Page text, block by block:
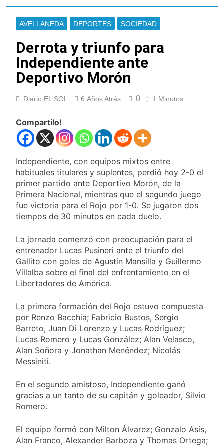
La Diócesis de
Quilmes celebró la
visita del Papa León
19 Horas Atrás
Figuras de la cultura
se sumaron a la
marcha frente al
Congreso contra la
Ley de Propiedad
21 Horas Atrás
Nueva jornada
negativa para los
cayeron las acciones
borde de los 450
puntos
22 Horas Atrás
calificó a los
responsables como
anarquistas»
23 Horas Atrás
Día Internacional de
la Cerveza: los tres
secretos para
servirla
correctamente
24 Horas Atrás
El frío polar se
instala en Buenos
Aires: mejora el
tiempo y llegan las
temperaturas más
bajas de la semana
24 Horas Atrás
Día de San Cayetano:
por qué se celebra
qué representa para
los argentinos
El Senado aprobó la
ley de propiedad
privada, pero el
Gobierno debió
eliminar otro capítulo
1 Día Atrás
Incidentes frente al
Privada: hubo
detenidos y
enfrentamientos
La Fiscalía rechazó el
pedido para
suspender el juicio
contra Pity Alvarez
1 Día Atrás
67 barrios full LED en
Florencio Varela
despide del AMBA:
cuándo dejará de
llover y llega una ola
2 Días Atrás
Kicillof marchó
Propiedad Privada de
Milei
2 Días Atrás
Renunció el
subsecretario de
AVELLANEDA DEPORTES SOCIEDAD
Derrota y triunfo para
Independiente ante
Deportivo Morón
Diario EL SOL 6 Años Atrás 0 1 Minutos
Compartilo!
Independiente, con equipos mixtos entre
habituales titulares y suplentes, perdió hoy 2-0 el
primer partido ante Deportivo Morón, de la
Primera Nacional, mientras que el segundo juego
fue victoria para el Rojo por 1-0. Se jugaron dos
tiempos de 30 minutos en cada duelo.
La jornada comenzó con preocupación para el
entrenador Lucas Pusineri ante el triunfo del
Gallito con goles de Agustín Mansilla y Guillermo
Villalba sobre el final del enfrentamiento en el
Libertadores de América.
La primera formación del Rojo estuvo compuesta
por Renzo Bacchia; Fabricio Bustos, Sergio
Barreto, Juan Di Lorenzo y Lucas Rodríguez;
Lucas Romero y Lucas González; Alan Velasco,
Alan Soñora y Jonathan Menéndez; Nicolás
Messiniti.
En el segundo amistoso, Independiente ganó
gracias a un tanto de su capitán y goleador, Silvio
Romero.
El equipo formó con Milton Álvarez; Gonzalo Asís,
Alan Franco, Alexander Barboza y Thomas Ortega;